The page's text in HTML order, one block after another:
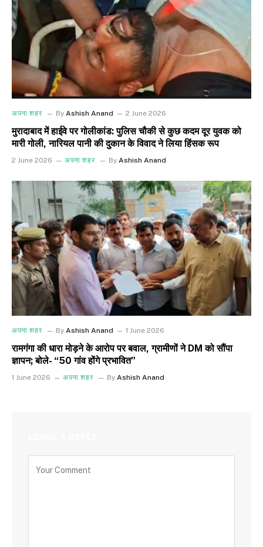
अपना शहर By Ashish Anand 2 June 2026
मुरादाबाद में हाईवे पर गोलीकांड: पुलिस चौकी से कुछ कदम दूर युवक को
मारी गोली, नारियल पानी की दुकान के विवाद ने लिया हिंसक रूप
2 June 2026 अपना शहर By Ashish Anand
अपना शहर By Ashish Anand 1 June 2026
रामगंगा की धारा मोड़ने के आरोप पर बवाल, ग्रामीणों ने DM को सौंपा
ज्ञापन; बोले- “50 गांव होंगे प्रभावित”
1 June 2026 अपना शहर By Ashish Anand